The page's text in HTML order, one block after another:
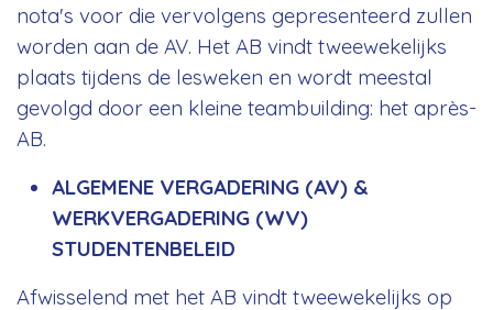
nota's voor die vervolgens gepresenteerd zullen
worden aan de AV. Het AB vindt tweewekelijks
plaats tijdens de lesweken en wordt meestal
gevolgd door een kleine teambuilding: het après-
AB.
ALGEMENE VERGADERING (AV) &
WERKVERGADERING (WV)
STUDENTENBELEID
Afwisselend met het AB vindt tweewekelijks op